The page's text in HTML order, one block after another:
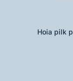
Hoia pilk